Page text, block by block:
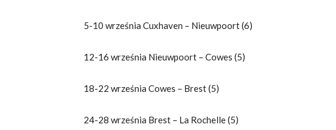
5-10 września Cuxhaven – Nieuwpoort (6)
12-16 września Nieuwpoort – Cowes (5)
18-22 września Cowes – Brest (5)
24-28 września Brest – La Rochelle (5)